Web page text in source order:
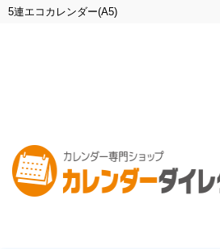
5連エコカレンダー(A5)